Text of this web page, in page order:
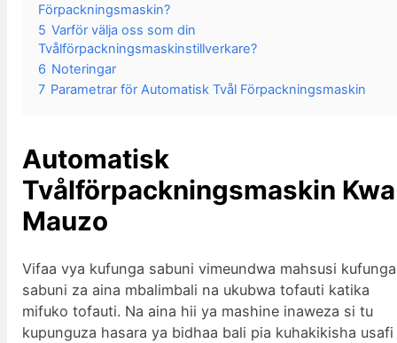
Förpackningsmaskin?
5 Varför välja oss som din
Tvålförpackningsmaskinstillverkare?
6 Noteringar
7 Parametrar för Automatisk Tvål Förpackningsmaskin
Automatisk
Tvålförpackningsmaskin Kwa
Mauzo
Vifaa vya kufunga sabuni vimeundwa mahsusi kufunga
sabuni za aina mbalimbali na ukubwa tofauti katika
mifuko tofauti. Na aina hii ya mashine inaweza si tu
kupunguza hasara ya bidhaa bali pia kuhakikisha usafi